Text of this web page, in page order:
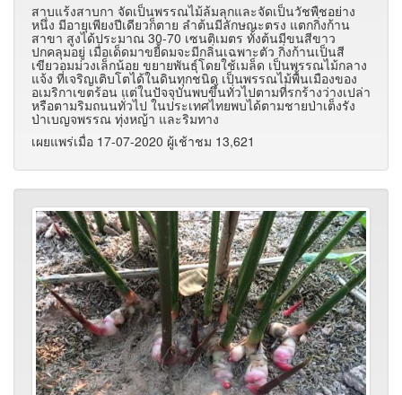
สาบแร้งสาบกา จัดเป็นพรรณไม้ล้มลุกและจัดเป็นวัชพืชอย่าง
หนึ่ง มีอายุเพียงปีเดียวก็ตาย ลำต้นมีลักษณะตรง แตกกิ่งก้าน
สาขา สูงได้ประมาณ 30-70 เซนติเมตร ทั้งต้นมีขนสีขาว
ปกคลุมอยู่ เมื่อเด็ดมาขยี้ดมจะมีกลิ่นเฉพาะตัว กิ่งก้านเป็นสี
เขียวอมม่วงเล็กน้อย ขยายพันธุ์โดยใช้เมล็ด เป็นพรรณไม้กลาง
แจ้ง ที่เจริญเติบโตได้ในดินทุกชนิด เป็นพรรณไม้พื้นเมืองของ
อเมริกาเขตร้อน แต่ในปัจจุบันพบขึ้นทั่วไปตามที่รกร้างว่างเปล่า
หรือตามริมถนนทั่วไป ในประเทศไทยพบได้ตามชายป่าเต็งรัง
ป่าเบญจพรรณ ทุ่งหญ้า และริมทาง
เผยแพร่เมื่อ 17-07-2020 ผู้เช้าชม 13,621